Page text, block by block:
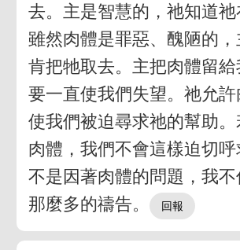
去。主是智慧的，祂知道祂
雖然肉體是罪惡、醜陋的
肯把牠取去。主把肉體留
要一直使我們失望。祂允許
使我們被迫尋求祂的幫助
肉體，我們不會這樣迫切
不是因著肉體的問題，我
那麼多的禱告。